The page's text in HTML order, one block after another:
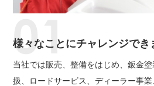
様々なことにチャレンジでき
当社では販売、整備をはじめ、鈑金
扱、ロードサービス、ディーラー事